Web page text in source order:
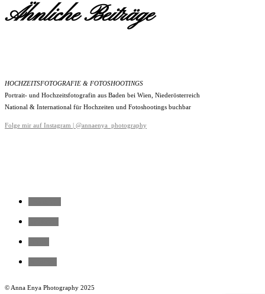
Ähnliche Beiträge
HOCHZEITSFOTOGRAFIE & FOTOSHOOTINGS
Portrait- und Hochzeitsfotografin aus Baden bei Wien, Niederösterreich
National & International für Hochzeiten und Fotoshootings buchbar
Folge mir auf Instagram | @annaenya_photography
© Anna Enya Photography 2025